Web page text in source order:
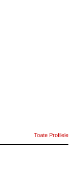
Toate Profilele